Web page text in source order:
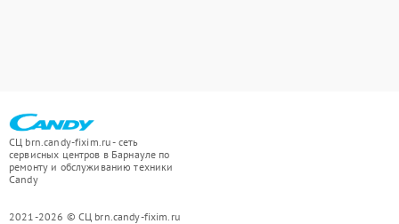
СЦ brn.candy-fixim.ru - сеть
сервисных центров в Барнауле по
ремонту и обслуживанию техники
Candy
2021-2026 © СЦ brn.candy-fixim.ru